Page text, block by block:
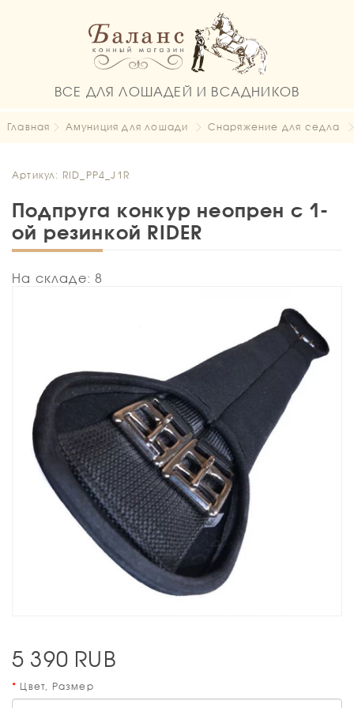
ВСЕ ДЛЯ ЛОШАДЕЙ И ВСАДНИКОВ
Главная Амуниция для лошади Снаряжение для седла
Артикул: RID_PP4_J1R
Подпруга конкур неопрен с 1-
ой резинкой RIDER
На складе: 8
5 390 RUB
Цвет, Размер